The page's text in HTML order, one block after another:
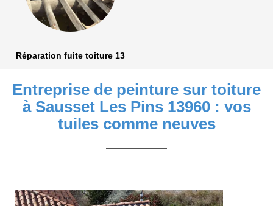
Réparation fuite toiture 13
Entreprise de peinture sur toiture
à Sausset Les Pins 13960 : vos
tuiles comme neuves